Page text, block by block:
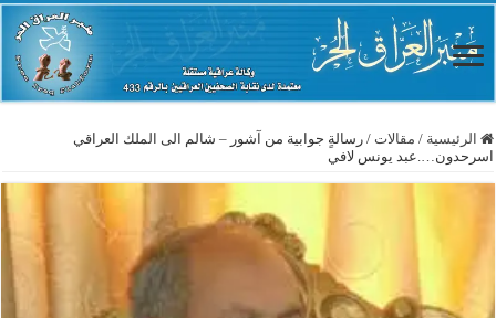
الرئيسية / مقالات / رسالةٍ جوابية من آشور – شالم الى الملك العراقي
اسرحدون….عبد يونس لافي